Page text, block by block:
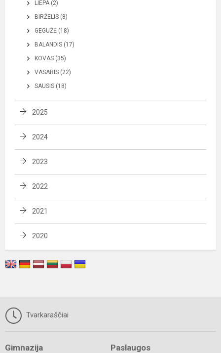
LIEPA (2)
BIRŽELIS (8)
GEGUŽĖ (18)
BALANDIS (17)
KOVAS (35)
VASARIS (22)
SAUSIS (18)
2025
2024
2023
2022
2021
2020
Tvarkaraščiai
Gimnazija Paslaugos